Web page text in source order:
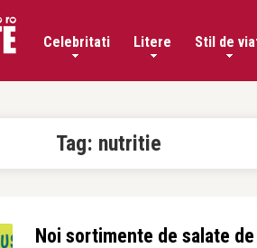
Celebritati Litere Stil de
Tag: nutritie
Noi sortimente de salate